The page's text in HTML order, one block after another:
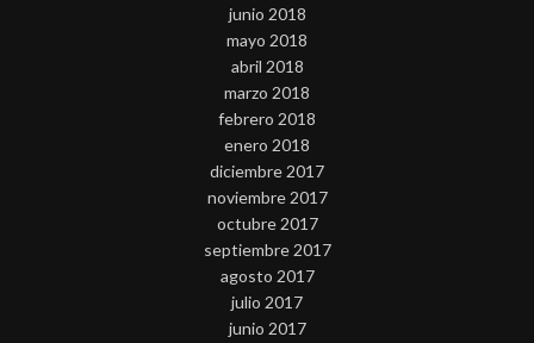
junio 2018
mayo 2018
abril 2018
marzo 2018
febrero 2018
enero 2018
diciembre 2017
noviembre 2017
octubre 2017
septiembre 2017
agosto 2017
julio 2017
junio 2017